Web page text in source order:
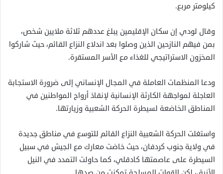
كيلومتر مربع.
وقال لودي إن سكان الإقليمين يبلغ عددهم ثلاثة ملايين شخص،
بمن فيهم النازحين الذين وصلوا بعد اندلاع النزاع القائم، حيث شاركوا
المخزون الاستراتيجي للغذاء مع الأسر المستقرة.
ودعا المنظمات العاملة في المجال الإنساني إلى ضرورة الاستجابة
العاجلة لمواجهة الكارثة الإنسانية لإنقاذ أرواح المواطنين في
المناطق الخاضعة لسيطرة الحركة الشعبية وزيارتها.
واستغلت الحركة الشعبية النزاع القائم للتوسع في مناطق جديدة
في ولاية جنوب كردفان، حيث خاضت معارك مع الجيش في سبيل
السيطرة على عاصمتها كادقلي، كما حاولت التمدد في النيل